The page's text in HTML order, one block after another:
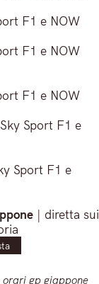
F1 e NOW
F1 e NOW
F1 e NOW
Sport F1 e
Sport F1 e
| diretta sui
orari gp giappone